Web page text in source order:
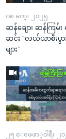
၀၈ မတ္၊ ၂၀၂၅
ဆန်ချော၊ ဆန်ကြမ်
ဆင်း “လယ်ယာစီးပွ
များ”
၂၅ ေဖေဖာ္၀ါရီ၊ ၂